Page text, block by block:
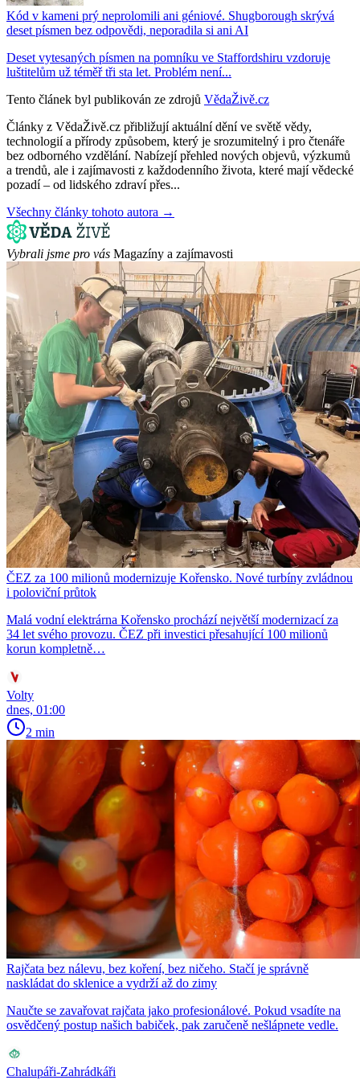
Kód v kameni prý neprolomili ani géniové. Shugborough skrývá
deset písmen bez odpovědi, neporadila si ani AI
Deset vytesaných písmen na pomníku ve Staffordshiru vzdoruje
luštitelům už téměř tři sta let. Problém není...
Tento článek byl publikován ze zdrojů VědaŽivě.cz
Články z VědaŽivě.cz přibližují aktuální dění ve světě vědy,
technologií a přírody způsobem, který je srozumitelný i pro čtenáře
bez odborného vzdělání. Nabízejí přehled nových objevů, výzkumů
a trendů, ale i zajímavosti z každodenního života, které mají vědecké
pozadí – od lidského zdraví přes...
Všechny články tohoto autora →
Vybrali jsme pro vás Magazíny a zajímavosti
ČEZ za 100 milionů modernizuje Kořensko. Nové turbíny zvládnou
i poloviční průtok
Malá vodní elektrárna Kořensko prochází největší modernizací za
34 let svého provozu. ČEZ při investici přesahující 100 milionů
korun kompletně…
Volty
dnes, 01:00
2 min
Rajčata bez nálevu, bez koření, bez ničeho. Stačí je správně
naskládat do sklenice a vydrží až do zimy
Naučte se zavařovat rajčata jako profesionálové. Pokud vsadíte na
osvědčený postup našich babiček, pak zaručeně nešlápnete vedle.
Chalupáři-Zahrádkáři